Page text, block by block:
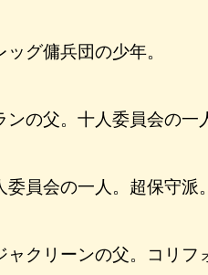
グ傭兵団の少年。
の父。十人委員会の一
員会の一人。超保守派。
ャクリーンの父。コリフ